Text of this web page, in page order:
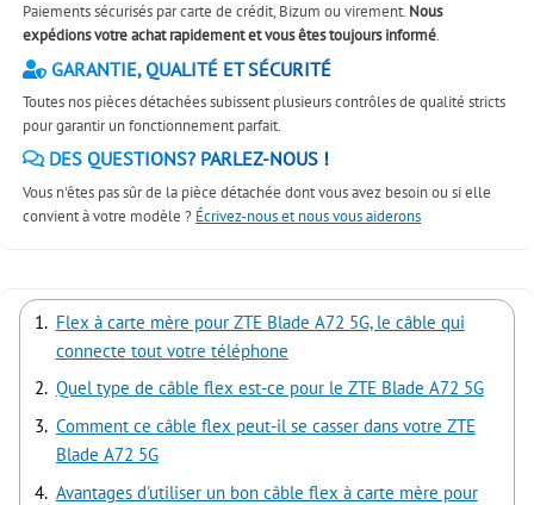
Paiements sécurisés par carte de crédit, Bizum ou virement. Nous
expédions votre achat rapidement et vous êtes toujours informé.
GARANTIE, QUALITÉ ET SÉCURITÉ
Toutes nos pièces détachées subissent plusieurs contrôles de qualité stricts
pour garantir un fonctionnement parfait.
DES QUESTIONS? PARLEZ-NOUS !
Vous n'êtes pas sûr de la pièce détachée dont vous avez besoin ou si elle
convient à votre modèle ? Écrivez-nous et nous vous aiderons
Flex à carte mère pour ZTE Blade A72 5G, le câble qui
connecte tout votre téléphone
Quel type de câble flex est-ce pour le ZTE Blade A72 5G
Comment ce câble flex peut-il se casser dans votre ZTE
Blade A72 5G
Avantages d'utiliser un bon câble flex à carte mère pour